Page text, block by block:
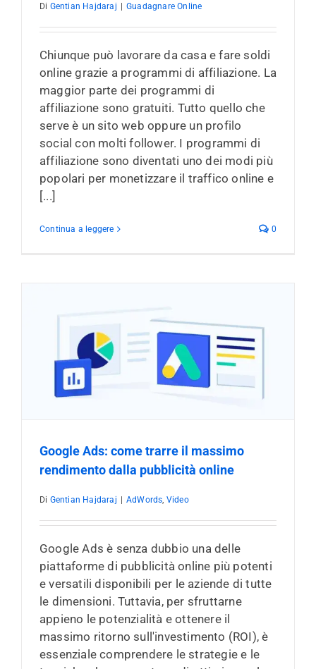
Di Gentian Hajdaraj | Guadagnare Online
Chiunque può lavorare da casa e fare soldi
online grazie a programmi di affiliazione. La
maggior parte dei programmi di
affiliazione sono gratuiti. Tutto quello che
serve è un sito web oppure un profilo
social con molti follower. I programmi di
affiliazione sono diventati uno dei modi più
popolari per monetizzare il traffico online e
[...]
Continua a leggere 0
Google Ads: come trarre il massimo
rendimento dalla pubblicità online
Di Gentian Hajdaraj AdWords, Video
Google Ads è senza dubbio una delle
piattaforme di pubblicità online più potenti
e versatili disponibili per le aziende di tutte
le dimensioni. Tuttavia, per sfruttarne
appieno le potenzialità e ottenere il
massimo ritorno sull'investimento (ROI), è
essenziale comprendere le strategie e le